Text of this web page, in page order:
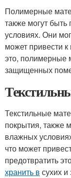
Полимерные
также могут
условиях. Они
может привести
это, полимерные
защищенных
Текстильные
покрытия, также
влажных
что может
предотвратить
хранить в сухих